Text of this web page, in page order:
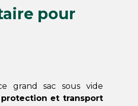
pour
grand sac sous vide
et transport